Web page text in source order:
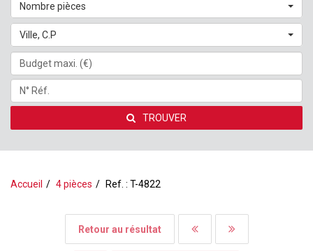
Nombre pièces
Ville, C.P
TROUVER
Accueil 4 pièces Ref. : T-4822
Retour au résultat